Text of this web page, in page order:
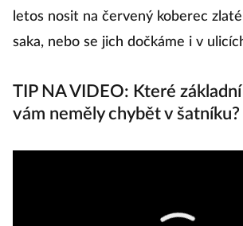
letos nosit na červený koberec
saka, nebo se jich dočkáme i v
TIP NA VIDEO: Které
vám neměly chybět v šatníku?